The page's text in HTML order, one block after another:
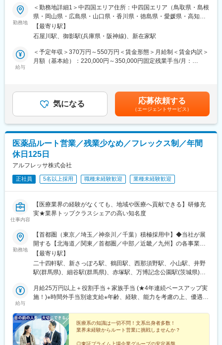
心です。
■インセンティブ：
社歴・年齢・学歴・性別、一切関係ありません。
実力と成果で評価する独自の評価制度を導入しています。
内容としては、ランクに応じて月10万円～30万円＋年間100万円
～300万円の追加報酬を設定しています。
・中途入社1年目20代／年収580万円（未経験者）
・中途入社2年目20代／年収760万円（未経験者）
・中途入社5年目30代／年収1,100万円
■会社概要
・電子カルテ、AI音声認識、訪問歯科支援まで、歯科DXを総合的
に支援。
・「治療から予防へ」「外来から訪問へ」という業界変革の追い
風を受け、主力製品『AI・音声Hiクラテス』の全国展開を加速し
ています。
変更の範囲：会社の定める業務
■職務詳細：
担当エリア病院へ訪問、ドクターや医療従事者がどんな医療機器
を必要としているかヒアリングします。ニーズを把握したら適切
な製品を提案し、導入して頂きます。提案先は最初は既存がメイ
ンで、ゆくゆくは新規開拓もお任せいたします。外科製品の販売
においては手術に立ち会うこともあり、実際の臨床現場での製品
【変更の範囲：会社の定める業務】
■入社後の研修について：
導入研修・OJTを通じて仕事を学びます。入社後2～3カ月間は
ごとで開催されており継続的にフォローをする体制も整っている
他、社風としても社員同士で助け合う風土がありますので業界未
経験であってもご安心ください。
■組織構成：
営業は4部門に分かれていますが、今回は脳神経外科製品（電気メ
ス、圧可変式シャントバルブ等）の担当となります。
■同社の魅力
【幅広い商品群】
開発、販売の歴史を持つ人工呼吸器のみならず、急性期領域、在
宅ケア、手術室設備、外科系製品、産婦人科製品など、幅広い商
【日系×世界展開の医療機器企業】
日本における最先端医療機器の輸入商社として国内トップシェア
の製品を持ち、海外グループ会社による世界規模(アメリカ、フラ
ンス、イタリア、スイス等)の事業展開を行なっています。社会貢
献性が高く、安定している医療業界かつ日本の歴史あるグローバ
と考えています。
【商社、メーカー双方の機能が強み】
社グループメーカーによる製品開発・製造にも積極的に取り組ん
でいるほか、現場の声を生かしたOEMブランド「tkbシリーズ」も
展開しています。
勤務地
＜勤務地詳細1＞中四国エリア住所：中四国エリア（鳥取県・島根
県・岡山県・広島県・山口県・香川県・徳島県・愛媛県・高知
県）を担当 ※ご希望や適性に応じて決定いたします。受動喫煙対
策：屋内全面禁煙＜勤務地詳細2＞大阪営業所（兵庫）住所：兵庫
川駅受動喫煙対策：屋内全面禁煙変更の範囲：会社の定める事業
所
【最寄り駅】
石屋川駅、御影駅(兵庫県・阪神線)、新在家駅
給与
＜予定年収＞370万円～550万円＜賃金形態＞月給制＜賃金内訳＞
月額（基本給）：220,000円～350,000円固定残業手当/月：
経験・スキル考慮の上決定します。賃金はあくまでも目安の金額
であり、選考を通じて上下する可能性があります。月給(月額)は固
定手当を含めた表記です。
気になる 応募依頼する
（エージェントサービス）
医薬品ルート営業／残業少なめ／フレックス制／年間
休日125日
アルフレッサ株式会社
正社員 5名以上採用 職種未経験歓迎 業種未経験歓迎
仕事内容
【医療業界の経験がなくても、地域や医療へ貢献できる】研修充
実★業界トップクラスシェアの高い知名度
勤務地
【首都圏（東京／埼玉／神奈川／千葉）積極採用中】◆当社が展
開する【北海道／関東／首都圏／中部／近畿／九州】の各事業所
へご希望を考慮した上で配属となります。【北海道】北海道【関
東】栃木／群馬／茨城／長野／山梨／新潟【首都圏】東京／埼玉
／神奈川／千葉★積極採用エリア【中部】静岡／愛知／三重／岐
／長崎／熊本／大分／宮崎／鹿児島各事業所の詳細については、
弊社HPよりご確認ください※「企業情報」→「拠点」よりご確認
の就労はありません)
【最寄り駅】
二十四軒駅、新さっぽろ駅、鶴田駅、西那須野駅、小山駅、井野
駅(群馬県)、細谷駅(群馬県)、赤塚駅、万博記念公園駅(茨城県)、
駅、寺尾駅、宮内駅(新潟県)、直江津駅、小川町駅(東京都)、江戸
川橋駅、竹ノ塚駅、小村井駅、井荻駅、志村三丁目駅、学芸大学
台駅(東京都)、北戸田駅、南越谷駅、久喜駅、加茂宮駅、新座駅、
航空公園駅、南古谷駅、ソシオ流通センター駅、三ツ沢上町駅、
並木中央駅、踊場駅、江田駅(神奈川県)、元住吉駅、原当麻駅、社
家駅、藤沢本町駅、井細田駅、県立大学駅、平塚駅、千葉寺駅、
給与
月給25万円以上＋役割手当＋家族手当 (★4年連続ベースアップ実
施！)※時間外手当別途支給※年齢、経験、能力を考慮の上、優遇し
医療系の知識は一切不問！文系出身者多数！
業界未経験からルート営業に挑戦しませんか？
◎東証プライム上場企業グループの安定基盤